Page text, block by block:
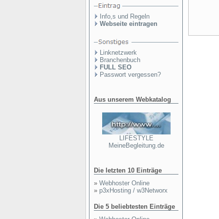
Info,s und Regeln
Webseite eintragen
Linknetzwerk
Branchenbuch
FULL SEO
Passwort vergessen?
Aus unserem Webkatalog
LIFESTYLE
MeineBegleitung.de
Die letzten 10 Einträge
» Webhoster Online
» p3xHosting / w3Networx
Die 5 beliebtesten Einträge